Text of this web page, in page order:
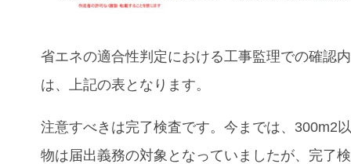
省エネの適合性判定における工事監理での確認
は、上記の表となります。
注意すべきは完了検査です。今までは、300m2
物は届出義務の対象となっていましたが、完了